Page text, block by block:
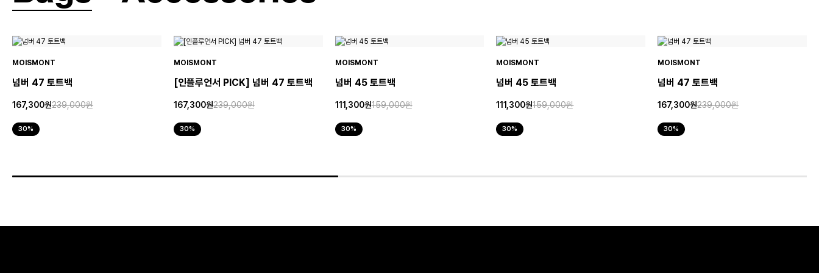
MOISMONT
넘버 47 토트백
167,300원239,000원
30%
MOISMONT
[인플루언서 PICK] 넘버 47 토트백
167,300원239,000원
30%
MOISMONT
넘버 45 토트백
111,300원159,000원
30%
MOISMONT
넘버 45 토트백
111,300원159,000원
30%
MOISMONT
넘버 47 토트백
167,300원239,000원
30%